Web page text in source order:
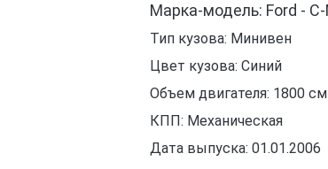
Марка-модель: Ford -
Тип кузова: Минивен
Цвет кузова: Синий
Объем двигателя: 1800 см
КПП: Механическая
Дата выпуска: 01.01.2006